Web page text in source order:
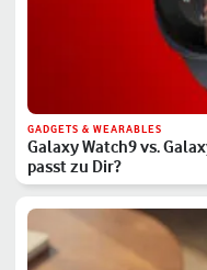
GADGETS & WEARABLES
Galaxy Watch9 vs.
passt zu Dir?